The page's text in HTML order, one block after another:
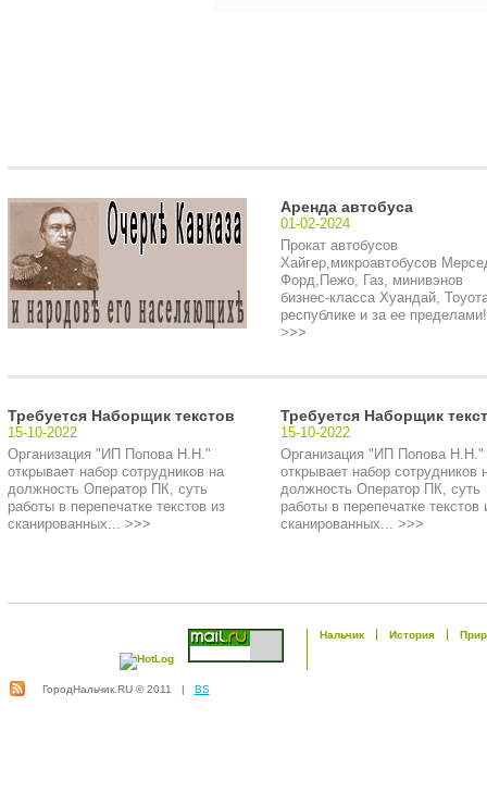
Аренда автобуса
01-02-2024
Прокат автобусов
Хайгер,микроавтобусов
Форд,Пежо, Газ, минивэнов
бизнес-класса Хуандай,
республике и за ее
>>>
Требуется Наборщик текстов
15-10-2022
Организация "ИП Попова Н.Н."
открывает набор сотрудников на
должность Оператор ПК, суть
работы в перепечатке текстов из
сканированных... >>>
Требуется Наборщик
15-10-2022
Организация "ИП Попова Н.Н."
открывает набор сотрудников
должность Оператор ПК, суть
работы в перепечатке текстов
сканированных... >>>
Нальчик История
ГородНальчик.RU © 2011 | BS